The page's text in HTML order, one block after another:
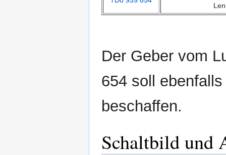
Der Geber vom
654 soll
beschaffen.
Schaltbild und